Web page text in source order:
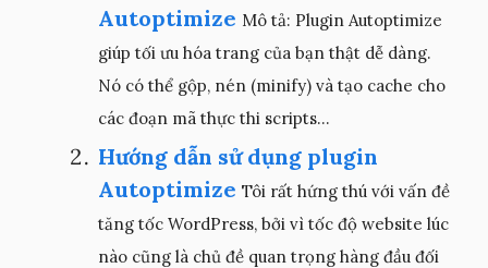
Autoptimize Mô tả: Plugin Autoptimize
giúp tối ưu hóa trang của bạn thật dễ dàng.
Nó có thể gộp, nén (minify) và tạo cache cho
các đoạn mã thực thi scripts...
Hướng dẫn sử dụng plugin
Autoptimize Tôi rất hứng thú với vấn đề
tăng tốc WordPress, bởi vì tốc độ website lúc
nào cũng là chủ đề quan trọng hàng đầu đối